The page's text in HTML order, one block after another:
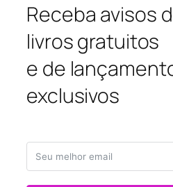
Receba avisos
livros gratuitos
e de
exclusivos